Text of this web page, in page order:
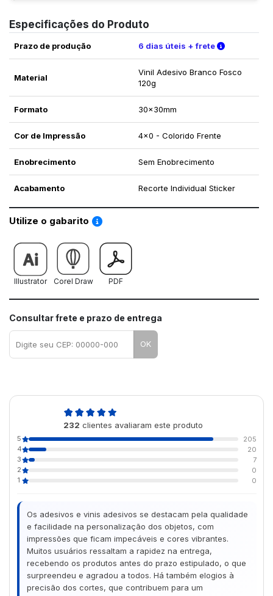
Especificações do Produto
Prazo de produção 6 dias úteis + frete Verifique
Material
Vinil Adesivo Branco Fosco
120g
Formato 30x30mm
Cor de Impressão 4x0 - Colorido Frente
Enobrecimento Sem Enobrecimento
Acabamento Recorte Individual Sticker
Utilize o gabarito Saiba como utilizar os nossos gabaritos
Illustrator Corel Draw PDF
Consultar frete e prazo de entrega
OK
232 clientes avaliaram este produto
5
205
4
20
3
7
2
0
1
0
Os adesivos e vinis adesivos se destacam pela qualidade
e facilidade na personalização dos objetos, com
impressões que ficam impecáveis e cores vibrantes.
Muitos usuários ressaltam a rapidez na entrega,
recebendo os produtos antes do prazo estipulado, o que
surpreendeu e agradou a todos. Há também elogios à
precisão dos cortes, que contribuem para um